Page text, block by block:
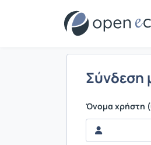
Σύνδεση
Σύνδεση
Όνομα χρήστη